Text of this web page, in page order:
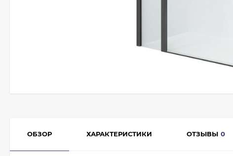
ОБЗОР ХАРАКТЕРИСТИКИ ОТЗЫВЫ 0